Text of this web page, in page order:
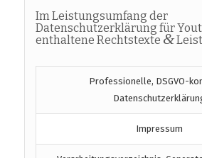
Im Leistungsumfang der
Datenschutzerklärung für
enthaltene Rechtstexte &
Professionelle, DSGVO-
Impressum